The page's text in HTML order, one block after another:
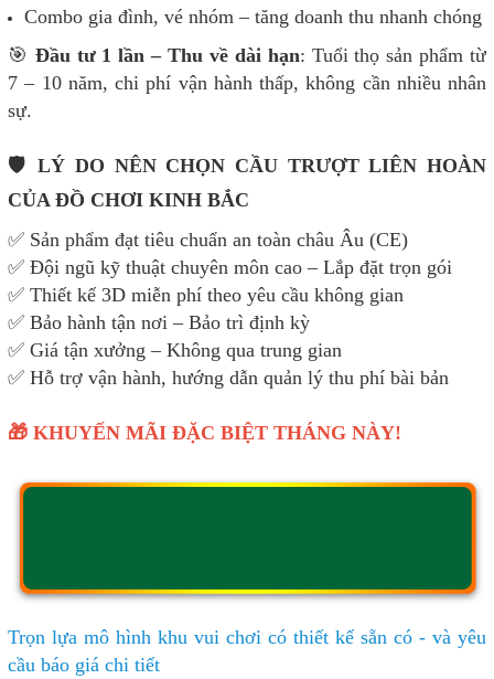
Combo gia đình, vé nhóm – tăng doanh thu nhanh chóng
🎯 Đầu tư 1 lần – Thu về dài hạn: Tuổi thọ sản phẩm từ
7 – 10 năm, chi phí vận hành thấp, không cần nhiều nhân
sự.
🛡 LÝ DO NÊN CHỌN CẦU TRƯỢT LIÊN HOÀN
CỦA ĐỒ CHƠI KINH BẮC
✅ Sản phẩm đạt tiêu chuẩn an toàn châu Âu (CE)
✅ Đội ngũ kỹ thuật chuyên môn cao – Lắp đặt trọn gói
✅ Thiết kế 3D miễn phí theo yêu cầu không gian
✅ Bảo hành tận nơi – Bảo trì định kỳ
✅ Giá tận xưởng – Không qua trung gian
✅ Hỗ trợ vận hành, hướng dẫn quản lý thu phí bài bản
🎁 KHUYẾN MÃI ĐẶC BIỆT THÁNG NÀY!
Trọn lựa mô hình khu vui chơi có thiết kế sẵn có - và yêu
cầu báo giá chi tiết